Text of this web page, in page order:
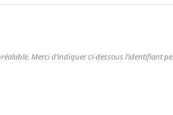
Merci d’indiquer ci-dessous l’identifiant